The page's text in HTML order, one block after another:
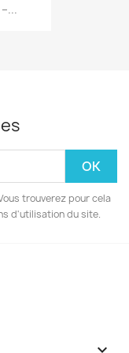
trouverez pour cela
d'utilisation du site.